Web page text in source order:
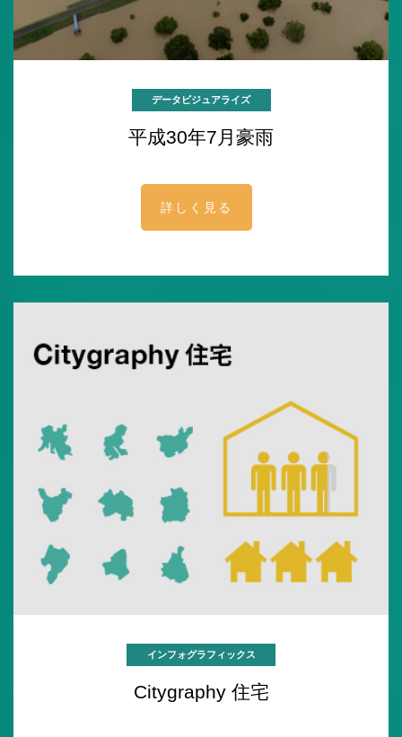
データビジュアライズ
平成30年7月豪雨
詳しく見る
インフォグラフィックス
Citygraphy 住宅